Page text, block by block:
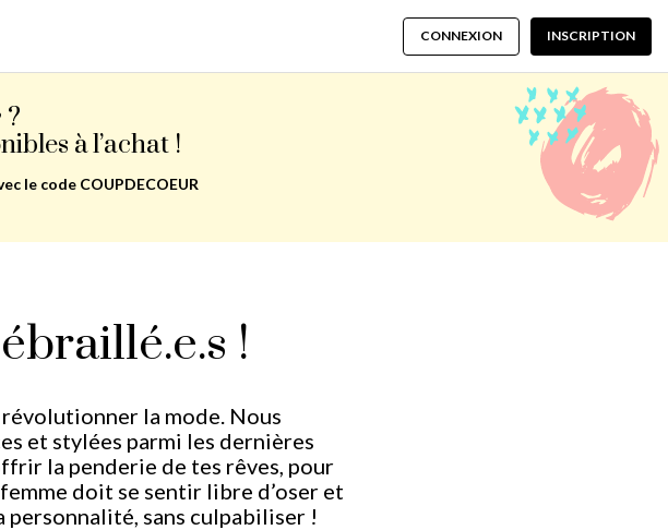
CONNEXION INSCRIPTION
à l’achat !
le code COUPDECOEUR
!
révolutionner la mode. Nous
et stylées parmi les dernières
la penderie de tes rêves, pour
doit se sentir libre d’oser et
personnalité, sans culpabiliser !